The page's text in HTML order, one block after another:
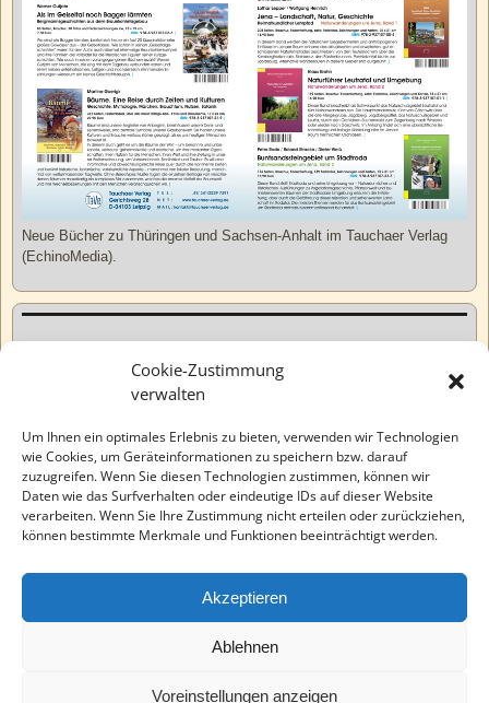
Cookie-Zustimmung
verwalten
Um Ihnen ein optimales Erlebnis zu bieten, verwenden wir Technologien
wie Cookies, um Geräteinformationen zu speichern bzw. darauf
zuzugreifen. Wenn Sie diesen Technologien zustimmen, können wir
Daten wie das Surfverhalten oder eindeutige IDs auf dieser Website
verarbeiten. Wenn Sie Ihre Zustimmung nicht erteilen oder zurückziehen,
können bestimmte Merkmale und Funktionen beeinträchtigt werden.
Akzeptieren
Ablehnen
Voreinstellungen anzeigen
Neue Bücher zu Thüringen und Sachsen-Anhalt im Tauchaer Verlag
(EchinoMedia).
Varia